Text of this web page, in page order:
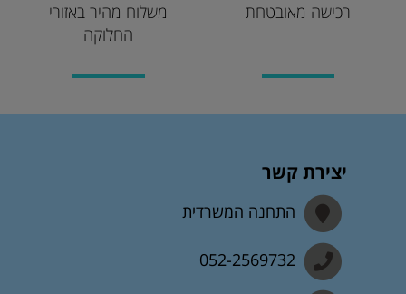
משלוח מהיר באזורי
החלוקה
רכישה מאובטחת
יצירת קשר
התחנה המשרדית
052-2569732